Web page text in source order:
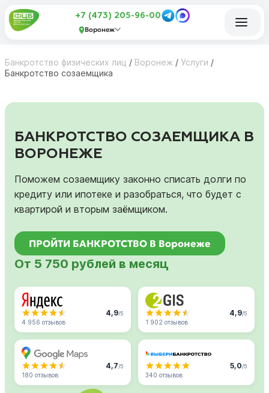
+7 (473) 205-96-00
Воронеж
Банкротство физических лиц / Воронеж / Услуги /
Банкротство созаемщика
БАНКРОТСТВО СОЗАЕМЩИКА В
ВОРОНЕЖЕ
Поможем созаемщику законно списать долги по
кредиту или ипотеке и разобраться, что будет с
квартирой и вторым заёмщиком.
ПРОЙТИ БАНКРОТСТВО В Воронеже
От 5 750 рублей в месяц
4,9/5
4 956 отзывов
4,9/5
1 902 отзывов
4,7/5
180 отзывов
5,0/5
340 отзывов